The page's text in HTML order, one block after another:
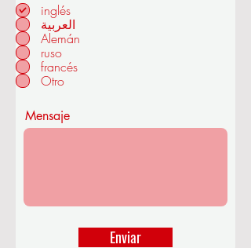
en ZÜRICH - SUIZA
inglés
العربية
Alemán
ruso
francés
Otro
Mensaje
Enviar